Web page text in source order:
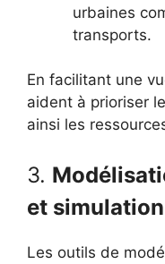
urbaines
transports.
En facilitant une
aident à prioriser
ainsi les
3.
et
Les outils de